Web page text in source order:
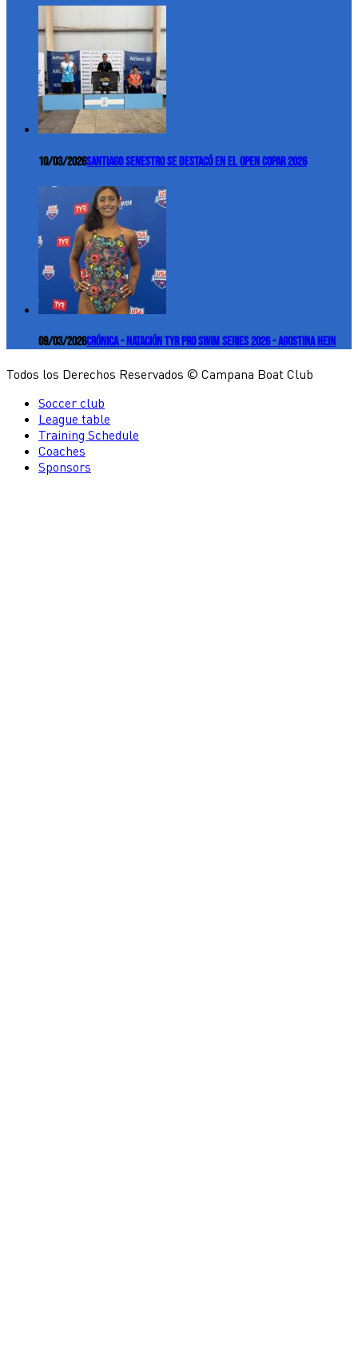
10/03/2026Santiago Senestro se destacó en el Open COPAR 2026
09/03/2026Crónica - Natación TYR Pro Swim Series 2026 - Agostina Hein
Todos los Derechos Reservados © Campana Boat Club
Soccer club
League table
Training Schedule
Coaches
Sponsors